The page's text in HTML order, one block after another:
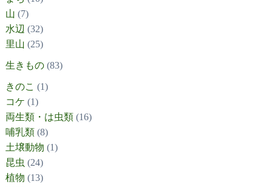
山 (7)
水辺 (32)
里山 (25)
生きもの(83)
きのこ (1)
コケ (1)
両生類・は虫類(16)
哺乳類(8)
土壌動物 (1)
昆虫 (24)
植物 (13)